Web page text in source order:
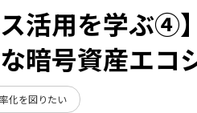
ス活用を学ぶ④
暗号資産エコ
化を図りたい